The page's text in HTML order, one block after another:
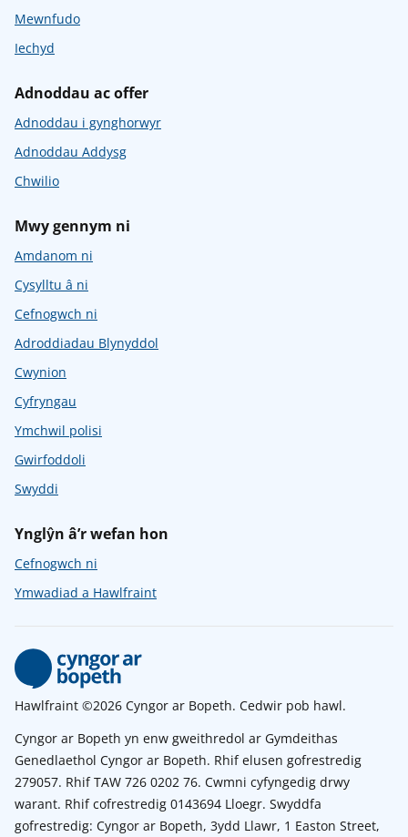
Mewnfudo
Iechyd
Adnoddau ac offer
Adnoddau i gynghorwyr
Adnoddau Addysg
Chwilio
Mwy gennym ni
Amdanom ni
Cysylltu â ni
Cefnogwch ni
Adroddiadau Blynyddol
Cwynion
Cyfryngau
Ymchwil polisi
Gwirfoddoli
Swyddi
Ynglŷn â’r wefan hon
Cefnogwch ni
Ymwadiad a Hawlfraint
Hawlfraint ©2026 Cyngor ar Bopeth. Cedwir pob hawl.
Cyngor ar Bopeth yn enw gweithredol ar Gymdeithas
Genedlaethol Cyngor ar Bopeth. Rhif elusen gofrestredig
279057. Rhif TAW 726 0202 76. Cwmni cyfyngedig drwy
warant. Rhif cofrestredig 0143694 Lloegr. Swyddfa
gofrestredig: Cyngor ar Bopeth, 3ydd Llawr, 1 Easton Street,